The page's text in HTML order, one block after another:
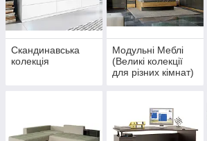
Скандинавська
колекція
Модульні Меблі
(Великі колекції
для різних кімнат)